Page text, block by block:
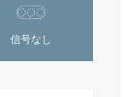
信号なし